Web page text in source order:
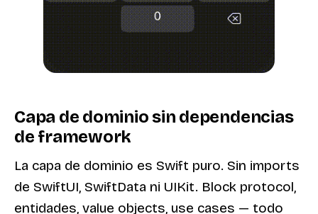
Capa de dominio sin dependencias
de framework
La capa de dominio es Swift puro. Sin imports
de SwiftUI, SwiftData ni UIKit. Block protocol,
entidades, value objects, use cases — todo